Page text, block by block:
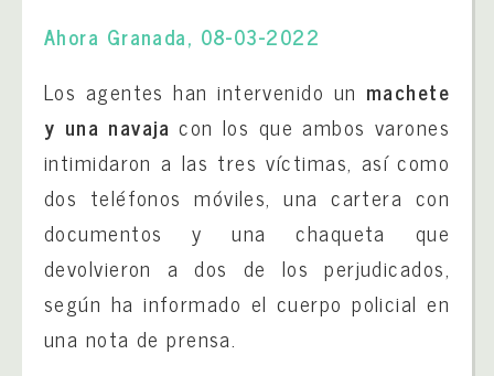
Ahora Granada, 08-03-2022
Los agentes han intervenido un machete
y una navajacon los que ambos varones
intimidaron a las tres víctimas, así como
dos teléfonos móviles, una cartera con
documentos y una chaqueta que
devolvieron a dos de los perjudicados,
según ha informado el cuerpo policial en
una nota de prensa.